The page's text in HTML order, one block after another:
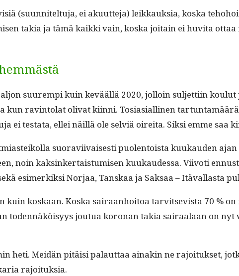
(suun­nitel­tu­ja, ei aku­ut­te­ja) leikkauk­sia, kos­ka
takia ja tämä kaik­ki vain, kos­ka joitain ei huvi­ta
suurem­pi kuin kevääl­lä 2020, jol­loin sul­jet­ti­in koulut
kun rav­in­to­lat oli­vat kiin­ni. Tosi­asialli­nen
ei tes­ta­ta, ellei näil­lä ole selviä oire­i­ta. Sik­si emme saa
suo­ravi­ivais­es­ti puo­len­toista kuukau­den
noin kaksinker­tais­tu­misen kuukaudessa. Viiv­oti
esimerkik­si Nor­jaa, Tan­skaa ja Sak­saa – Itä­val­las­ta
kuin koskaan. Kos­ka sairaan­hoitoa tarvit­se­vista 70 %
toden­näköisyys joutua koro­nan takia sairaalaan on
heti. Mei­dän pitäisi palaut­taa ainakin ne rajoituk­set,
rajoituksia.